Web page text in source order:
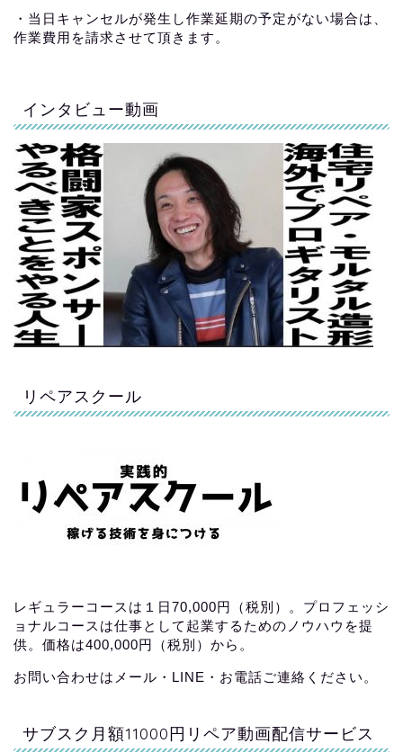
・当日キャンセルが発生し作業延期の予定がない場合は、
作業費用を請求させて頂きます。
インタビュー動画
リペアスクール
レギュラーコースは１日70,000円（税別）。プロフェッシ
ョナルコースは仕事として起業するためのノウハウを提
供。価格は400,000円（税別）から。
お問い合わせはメール・LINE・お電話ご連絡ください。
サブスク月額11000円リペア動画配信サービス